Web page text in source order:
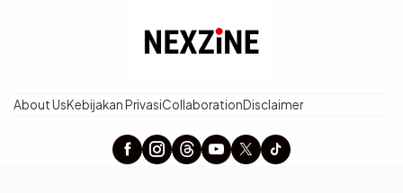
About UsKebijakan PrivasiCollaborationDisclaimer